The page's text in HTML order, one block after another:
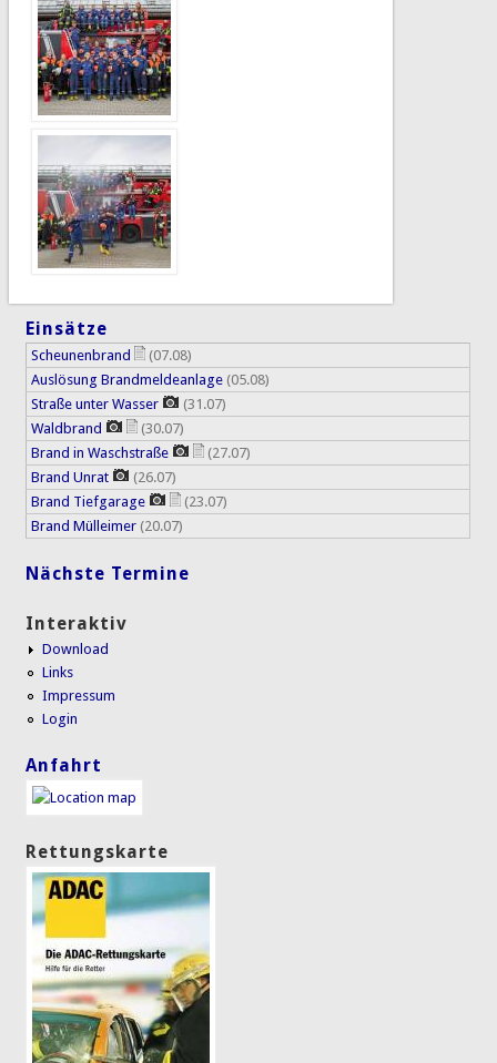
Einsätze
Scheunenbrand
(07.08)
Auslösung Brandmeldeanlage (05.08)
Straße unter Wasser
(31.07)
Waldbrand
(30.07)
Brand in Waschstraße
(27.07)
Brand Unrat
(26.07)
Brand Tiefgarage
(23.07)
Brand Mülleimer (20.07)
Nächste Termine
Interaktiv
Download
Links
Impressum
Login
Anfahrt
Rettungskarte